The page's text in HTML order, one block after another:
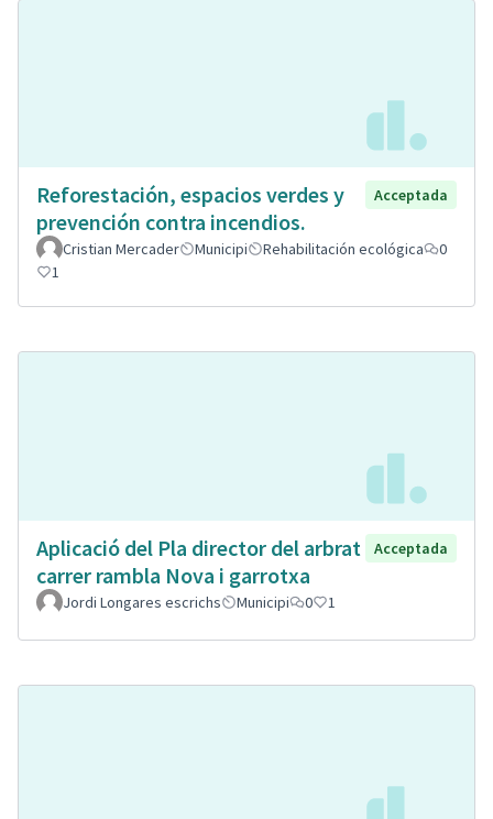
Reforestación, espacios verdes y
prevención contra incendios.
Acceptada
Cristian Mercader Municipi Rehabilitación ecológica
0
1
Aplicació del Pla director del arbrat
carrer rambla Nova i garrotxa
Acceptada
Jordi Longares escrichs Municipi 0 1